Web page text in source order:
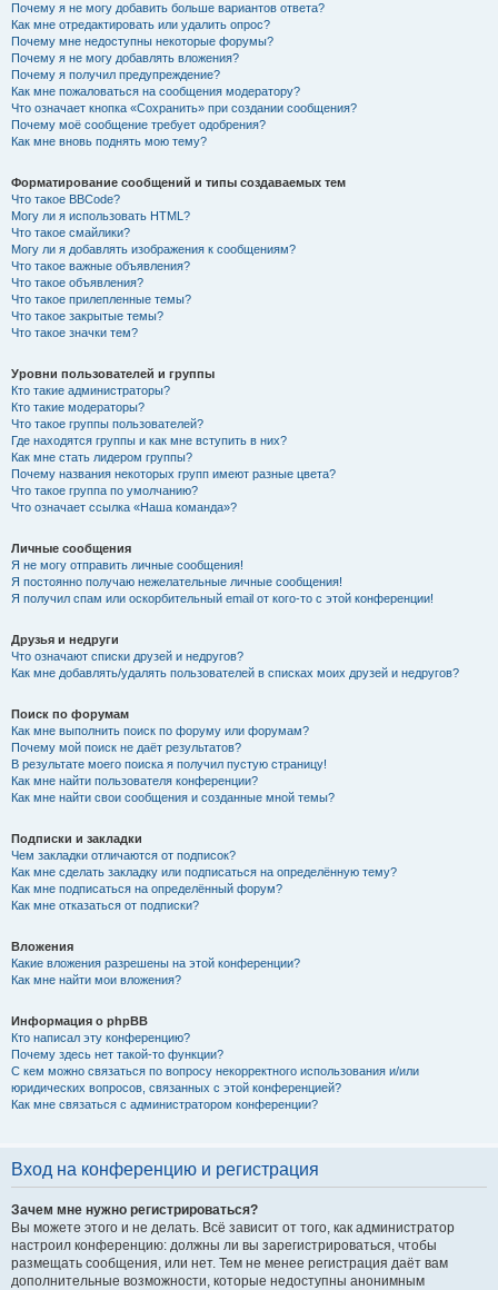
Почему я не могу добавить больше вариантов ответа?
Как мне отредактировать или удалить опрос?
Почему мне недоступны некоторые форумы?
Почему я не могу добавлять вложения?
Почему я получил предупреждение?
Как мне пожаловаться на сообщения модератору?
Что означает кнопка «Сохранить» при создании сообщения?
Почему моё сообщение требует одобрения?
Как мне вновь поднять мою тему?
Форматирование сообщений и типы создаваемых тем
Что такое BBCode?
Могу ли я использовать HTML?
Что такое смайлики?
Могу ли я добавлять изображения к сообщениям?
Что такое важные объявления?
Что такое объявления?
Что такое прилепленные темы?
Что такое закрытые темы?
Что такое значки тем?
Уровни пользователей и группы
Кто такие администраторы?
Кто такие модераторы?
Что такое группы пользователей?
Где находятся группы и как мне вступить в них?
Как мне стать лидером группы?
Почему названия некоторых групп имеют разные цвета?
Что такое группа по умолчанию?
Что означает ссылка «Наша команда»?
Личные сообщения
Я не могу отправить личные сообщения!
Я постоянно получаю нежелательные личные сообщения!
Я получил спам или оскорбительный email от кого-то с этой конференции!
Друзья и недруги
Что означают списки друзей и недругов?
Как мне добавлять/удалять пользователей в списках моих друзей и недругов?
Поиск по форумам
Как мне выполнить поиск по форуму или форумам?
Почему мой поиск не даёт результатов?
В результате моего поиска я получил пустую страницу!
Как мне найти пользователя конференции?
Как мне найти свои сообщения и созданные мной темы?
Подписки и закладки
Чем закладки отличаются от подписок?
Как мне сделать закладку или подписаться на определённую тему?
Как мне подписаться на определённый форум?
Как мне отказаться от подписки?
Вложения
Какие вложения разрешены на этой конференции?
Как мне найти мои вложения?
Информация о phpBB
Кто написал эту конференцию?
Почему здесь нет такой-то функции?
С кем можно связаться по вопросу некорректного использования и/или
юридических вопросов, связанных с этой конференцией?
Как мне связаться с администратором конференции?
Вход на конференцию и регистрация
Зачем мне нужно регистрироваться?
Вы можете этого и не делать. Всё зависит от того, как администратор
настроил конференцию: должны ли вы зарегистрироваться, чтобы
размещать сообщения, или нет. Тем не менее регистрация даёт вам
дополнительные возможности, которые недоступны анонимным